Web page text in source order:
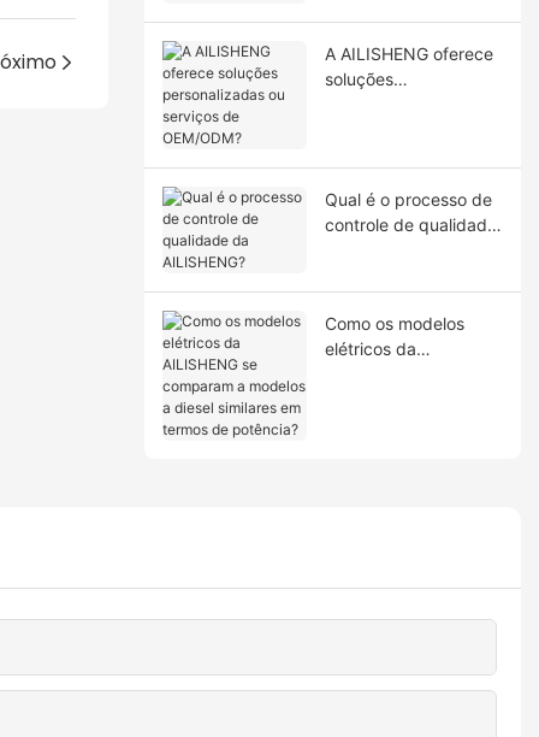
A AILISHENG oferece
soluções
Qual é o processo de
controle de qualidade
Como os modelos
elétricos da